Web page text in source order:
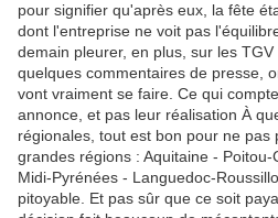
pour signifier qu'après eux, la fête
dont l'entreprise ne voit pas
demain pleurer, en plus, sur les
quelques commentaires de presse,
vont vraiment se faire. Ce qui
annonce, et pas leur réalisation À
régionales, tout est bon pour ne pas
grandes régions : Aquitaine -
Midi-Pyrénées - Languedoc-
pitoyable. Et pas sûr que ce soit